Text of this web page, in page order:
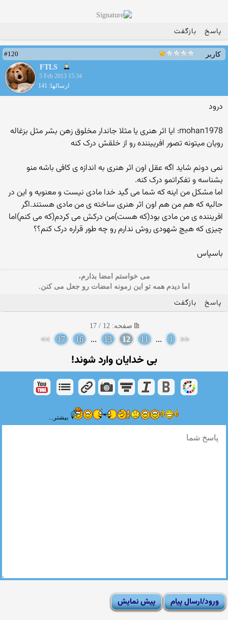
پاسخ بازگفت
کاربر
#120
FTLS
5 Feb 2013 15:34
ارسالها: 141
درود
mohan1978: ایا اثر هنری یا مثلا جاندار مخلوق زهن بشر مثل بزغاله
رویان میتونه تصور افرییننده رو از خلقش درک کنه
نمی دونم شاید اگه عقل اون اثر هنری به اندازه ی کافی باشه منو
بشناسه و تفکراتمو درک کنه.
اما مشکل من اینه که شما می گید خدا مادی نیست و معنویه و این در
حالیه که هم من هم اون اثر هنری ساخته ی من مادی هستند.اگر
افریننده ی من مادی بود(که هست)من درکش می کردم(که می کنم)اما
چیزی که هیچ شهودی روش ندارم رو چه طور قراره درک کنم؟؟
باسپاس
می خواستم امضا بذارم،
اما دیدم همه تو این زمونه امضات رو جعل می کنن.
پاسخ بازگفت
صفحه: 12 / 17
<<
1
...
11
12
13
...
16
17
>>
بی خدایان وارد شوند!
بیشتر...